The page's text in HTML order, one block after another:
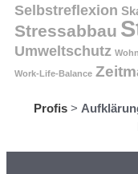
Selbstreflexion
Stressabbau
Umweltschutz
Work-Life-Balance
Profis >